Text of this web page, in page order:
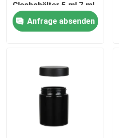
Videos
Glasbehälter 5 ml 7 ml
9 ml mit
kindersicherer Kappe
Anfrage absenden